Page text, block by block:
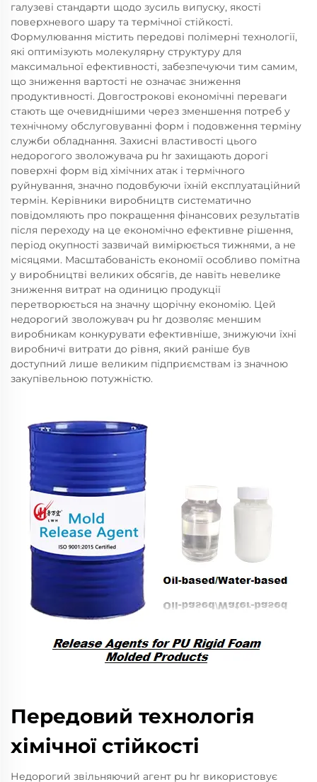
галузеві стандарти щодо зусиль випуску, якості
поверхневого шару та термічної стійкості.
Формулювання містить передові полімерні технології,
які оптимізують молекулярну структуру для
максимальної ефективності, забезпечуючи тим самим,
що зниження вартості не означає зниження
продуктивності. Довгострокові економічні переваги
стають ще очевиднішими через зменшення потреб у
технічному обслуговуванні форм і подовження терміну
служби обладнання. Захисні властивості цього
недорогого зволожувача pu hr захищають дорогі
поверхні форм від хімічних атак і термічного
руйнування, значно подовбуючи їхній експлуатаційний
термін. Керівники виробництв систематично
повідомляють про покращення фінансових результатів
після переходу на це економічно ефективне рішення,
період окупності зазвичай вимірюється тижнями, а не
місяцями. Масштабованість економії особливо помітна
у виробництві великих обсягів, де навіть невелике
зниження витрат на одиницю продукції
перетворюється на значну щорічну економію. Цей
недорогий зволожувач pu hr дозволяє меншим
виробникам конкурувати ефективніше, знижуючи їхні
виробничі витрати до рівня, який раніше був
доступний лише великим підприємствам із значною
закупівельною потужністю.
Передовий технологія
хімічної стійкості
Недорогий звільняючий агент pu hr використовує